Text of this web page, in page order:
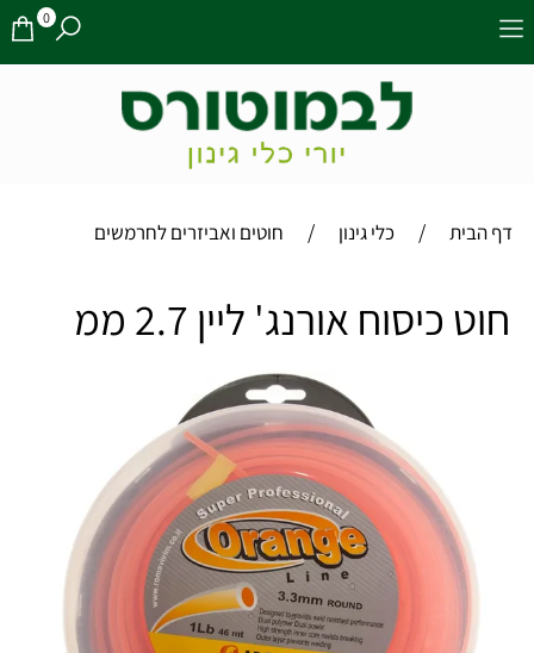
0
דף הבית / כלי גינון / חוטים ואביזרים לחרמשים
חוט כיסוח אורנג' ליין 2.7 ממ